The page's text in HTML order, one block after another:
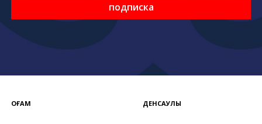
подписка
ҚОҒАМ ДЕНСАУЛЫҚ